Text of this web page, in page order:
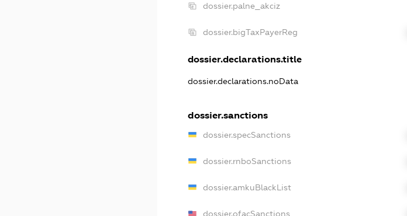
dossier.palne_akciz
dossier.bigTaxPayerReg
dossier.declarations.title
dossier.declarations.noData
dossier.sanctions
dossier.specSanctions
dossier.rnboSanctions
dossier.amkuBlackList
dossier.ofacSanctions